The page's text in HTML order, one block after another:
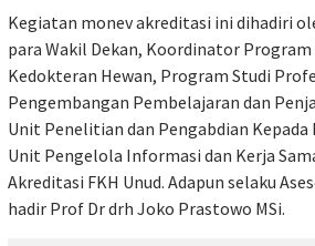
Kegiatan monev akreditasi ini dihadiri
para Wakil Dekan, Koordinator Program
Kedokteran Hewan, Program Studi
Pengembangan Pembelajaran dan
Unit Penelitian dan Pengabdian Kepada
Unit Pengelola Informasi dan Kerja
Akreditasi FKH Unud. Adapun selaku
hadir Prof Dr drh Joko Prastowo MSi.